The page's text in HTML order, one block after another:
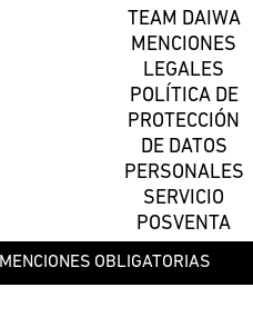
TEAM DAIWA
MENCIONES
LEGALES
POLÍTICA DE
PROTECCIÓN
DE DATOS
PERSONALES
SERVICIO
POSVENTA
MENCIONES OBLIGATORIAS